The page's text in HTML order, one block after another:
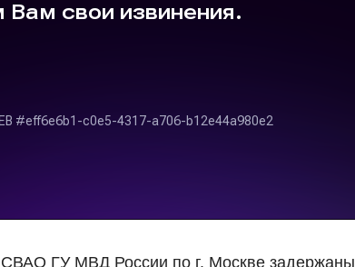
СВАО ГУ МВД России по г. Москве задержаны